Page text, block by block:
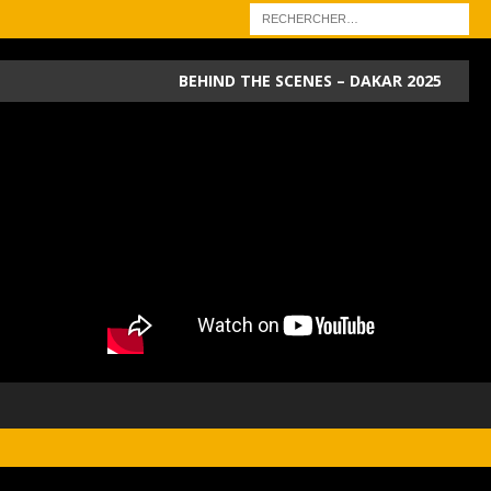
BEHIND THE SCENES – DAKAR 2025